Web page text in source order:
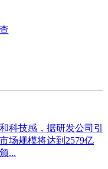
科技感，据研发公司引
场规模将达到2579亿
...